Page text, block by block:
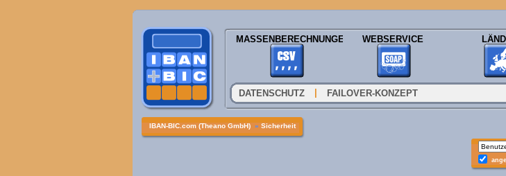
MASSENBERECHNUNGEN WEBSERVICE
DATENSCHUTZ FAILOVER-KONZEPT
IBAN-BIC.com (Theano GmbH) » Sicherheit